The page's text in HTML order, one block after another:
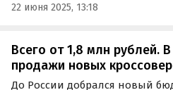
22 июня 2025, 13:18
Всего от 1,8 млн рублей.
продажи новых
До России добрался новый